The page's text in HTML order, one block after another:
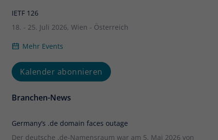
IETF 126
18. - 25. Juli 2026, Wien - Österreich
Mehr Events
Kalender abonnieren
Branchen-News
Germany’s .de domain faces outage
Der deutsche .de-Namensraum war am 5. Mai 2026 von